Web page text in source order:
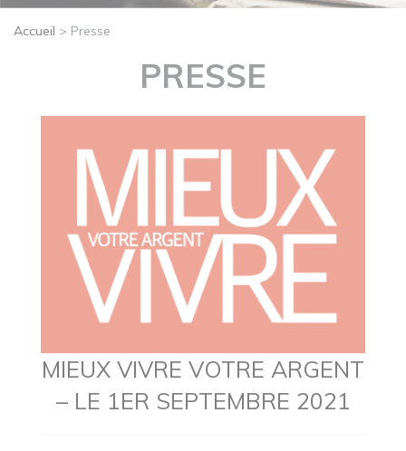
Accueil > Presse
PRESSE
MIEUX VIVRE VOTRE ARGENT
– LE 1ER SEPTEMBRE 2021